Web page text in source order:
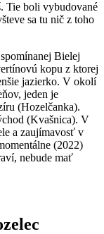
Tie boli vybudované
sa tu nič z toho
Bielej
kopu z ktorej
jazierko. V okolí
jeden je
(Hozelčanka).
(Kvašnica). V
a zaujímavosť v
(2022)
nebude mať